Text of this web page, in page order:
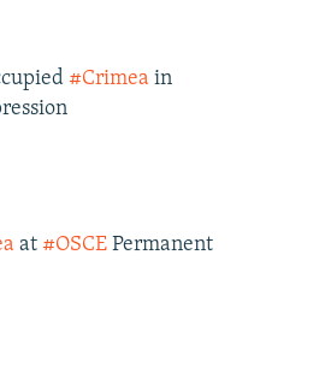
#Crimea in
at #OSCE Permanent